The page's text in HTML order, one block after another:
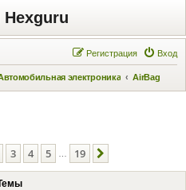
Вход
Регистрация
электроника AirBag
из 19
3 4 5 19